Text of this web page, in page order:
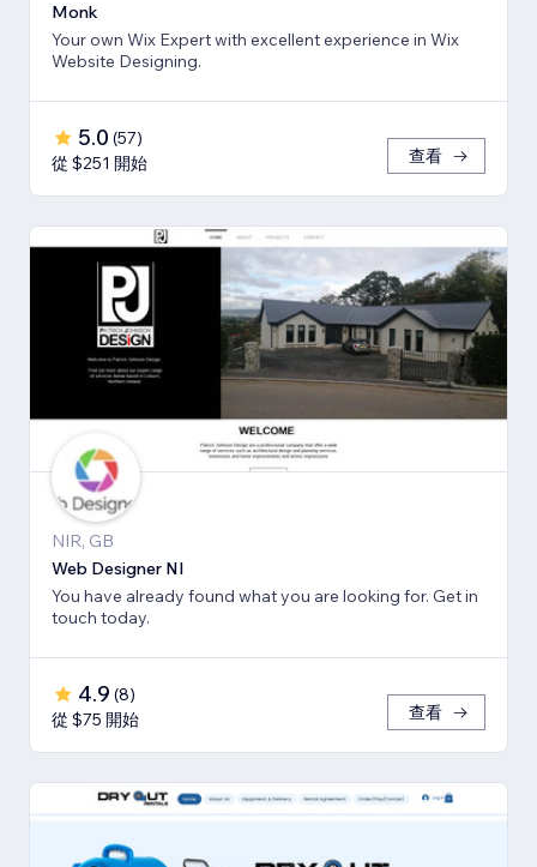
Monk
Your own Wix Expert with excellent experience in Wix
Website Designing.
5.0 (57)
從 $251 開始
查看
NIR, GB
Web Designer NI
You have already found what you are looking for. Get in
touch today.
4.9 (8)
從 $75 開始
查看